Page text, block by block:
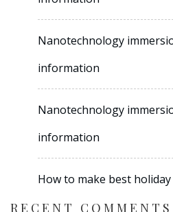
Nanotechnology
information
Nanotechnology
information
How to make best
RECENT COMMENTS